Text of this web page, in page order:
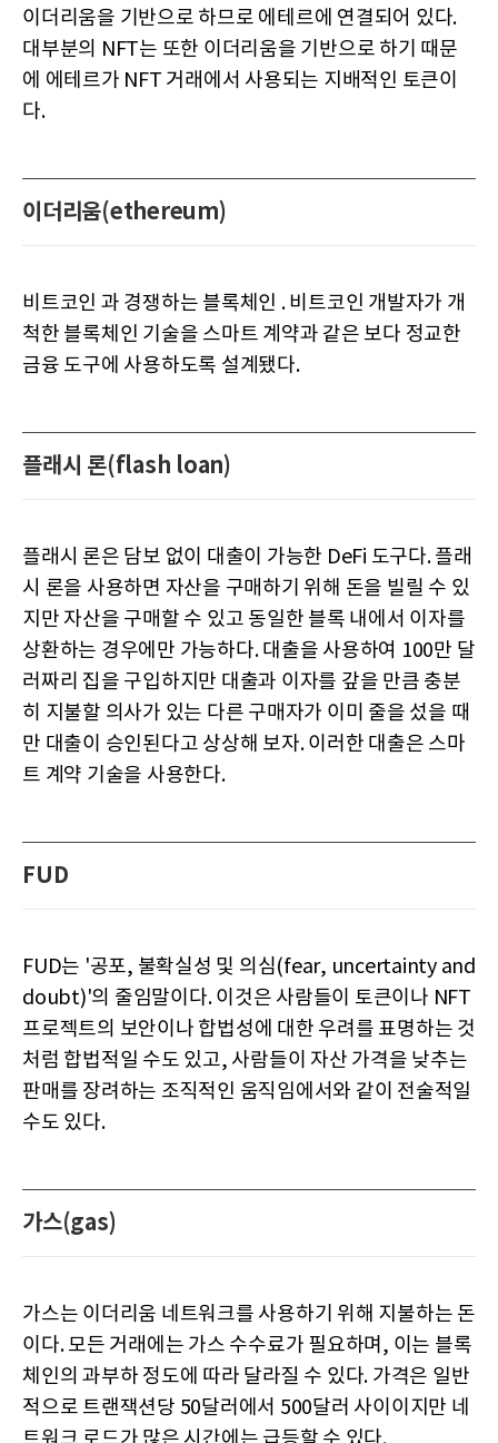
이더리움을 기반으로 하므로 에테르에 연결되어 있다.
대부분의 NFT는 또한 이더리움을 기반으로 하기 때문
에 에테르가 NFT 거래에서 사용되는 지배적인 토큰이
다.
이더리움(ethereum)
비트코인 과 경쟁하는 블록체인 . 비트코인 개발자가 개
척한 블록체인 기술을 스마트 계약과 같은 보다 정교한
금융 도구에 사용하도록 설계됐다.
플래시 론(flash loan)
플래시 론은 담보 없이 대출이 가능한 DeFi 도구다. 플래
시 론을 사용하면 자산을 구매하기 위해 돈을 빌릴 수 있
지만 자산을 구매할 수 있고 동일한 블록 내에서 이자를
상환하는 경우에만 가능하다. 대출을 사용하여 100만 달
러짜리 집을 구입하지만 대출과 이자를 갚을 만큼 충분
히 지불할 의사가 있는 다른 구매자가 이미 줄을 섰을 때
만 대출이 승인된다고 상상해 보자. 이러한 대출은 스마
트 계약 기술을 사용한다.
FUD
FUD는 '공포, 불확실성 및 의심(fear, uncertainty and
doubt)'의 줄임말이다. 이것은 사람들이 토큰이나 NFT
프로젝트의 보안이나 합법성에 대한 우려를 표명하는 것
처럼 합법적일 수도 있고, 사람들이 자산 가격을 낮추는
판매를 장려하는 조직적인 움직임에서와 같이 전술적일
수도 있다.
가스(gas)
가스는 이더리움 네트워크를 사용하기 위해 지불하는 돈
이다. 모든 거래에는 가스 수수료가 필요하며, 이는 블록
체인의 과부하 정도에 따라 달라질 수 있다. 가격은 일반
적으로 트랜잭션당 50달러에서 500달러 사이이지만 네